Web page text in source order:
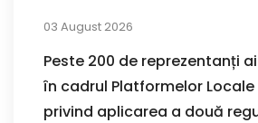
03 August 2026
Peste 200 de reprezentanți ai
în cadrul Platformelor Locale
privind aplicarea a două